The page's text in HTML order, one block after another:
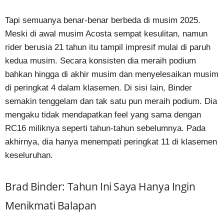
Tapi semuanya benar-benar berbeda di musim 2025.
Meski di awal musim Acosta sempat kesulitan, namun
rider berusia 21 tahun itu tampil impresif mulai di paruh
kedua musim. Secara konsisten dia meraih podium
bahkan hingga di akhir musim dan menyelesaikan musim
di peringkat 4 dalam klasemen. Di sisi lain, Binder
semakin tenggelam dan tak satu pun meraih podium. Dia
mengaku tidak mendapatkan feel yang sama dengan
RC16 miliknya seperti tahun-tahun sebelumnya. Pada
akhirnya, dia hanya menempati peringkat 11 di klasemen
keseluruhan.
Brad Binder: Tahun Ini Saya Hanya Ingin
Menikmati Balapan